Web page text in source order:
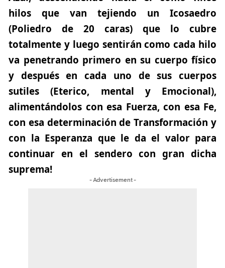
hilos que van tejiendo un Icosaedro
(Poliedro de 20 caras) que lo cubre
totalmente y luego sentirán como cada hilo
va penetrando primero en su cuerpo físico
y después en cada uno de sus cuerpos
sutiles (Eterico, mental y Emocional),
alimentándolos con esa Fuerza, con esa Fe,
con esa determinación de Transformación y
con la Esperanza que le da el valor para
continuar en el sendero con gran dicha
suprema!
- Advertisement -